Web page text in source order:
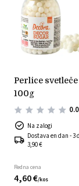
perlice svetleče bele 7mm
100g
0.0
Na zalogi
Dostava en dan - 3
3,90 €
Redna cena
4,60€/kos